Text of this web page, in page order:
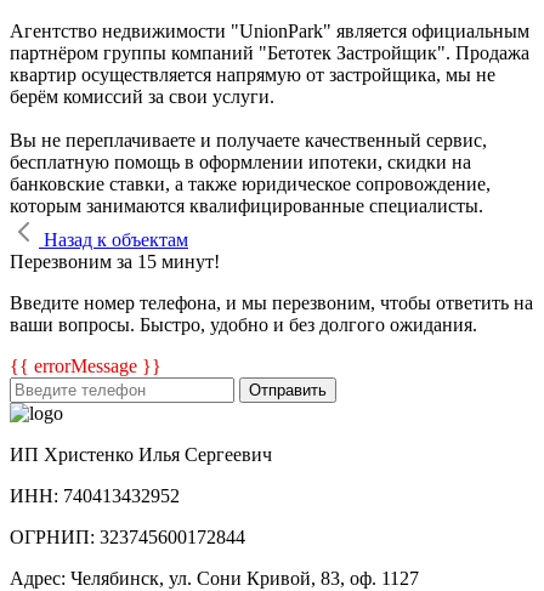
Агентство недвижимости "UnionPark" является официальным
партнёром группы компаний "Бетотек Застройщик". Продажа
квартир осуществляется напрямую от застройщика, мы не
берём комиссий за свои услуги.
Вы не переплачиваете и получаете качественный сервис,
бесплатную помощь в оформлении ипотеки, скидки на
банковские ставки, а также юридическое сопровождение,
которым занимаются квалифицированные специалисты.
Назад к объектам
Перезвоним за 15 минут!
Введите номер телефона, и мы перезвоним, чтобы ответить на
ваши вопросы. Быстро, удобно и без долгого ожидания.
{{ errorMessage }}
Отправить
ИП Христенко Илья Сергеевич
ИНН: 740413432952
ОГРНИП: 323745600172844
Адрес: Челябинск, ул. Сони Кривой, 83, оф. 1127